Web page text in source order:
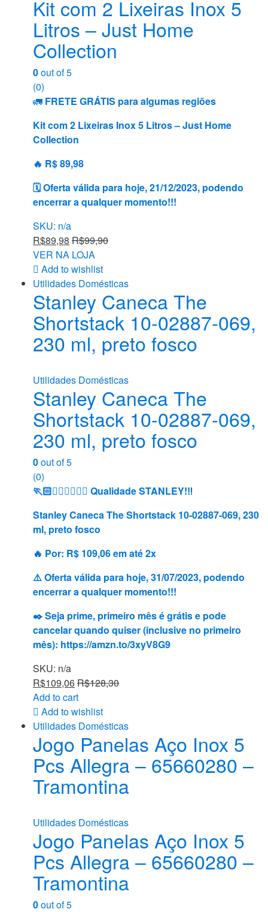
Kit com 2 Lixeiras Inox 5
Litros – Just Home
Collection
0out of 5
(0)
🚛 FRETE GRÁTIS para algumas regiões
Kit com 2 Lixeiras Inox 5 Litros – Just Home
Collection
🔥 R$ 89,98
🗓 Oferta válida para hoje, 21/12/2023, podendo
encerrar a qualquer momento!!!
SKU: n/a
R$89,98 R$99,90
VER NA LOJA
Add to wishlist
Utilidades Domésticas
Stanley Caneca The
Shortstack 10-02887-069,
230 ml, preto fosco
Utilidades Domésticas
Stanley Caneca The
Shortstack 10-02887-069,
230 ml, preto fosco
0out of 5
(0)
🏃🏻🏃🏻‍♂️🏃🏻‍♀️ Qualidade STANLEY!‼️
Stanley Caneca The Shortstack 10-02887-069, 230
ml, preto fosco
🔥 Por: R$ 109,06 em até 2x
⚠️ Oferta válida para hoje, 31/07/2023, podendo
encerrar a qualquer momento!!!
✒️ Seja prime, primeiro mês é grátis e pode
cancelar quando quiser (inclusive no primeiro
mês): https://amzn.to/3xyV8G9
SKU: n/a
R$109,06R$128,30
Add to cart
Add to wishlist
Utilidades Domésticas
Jogo Panelas Aço Inox 5
Pcs Allegra – 65660280 –
Tramontina
Utilidades Domésticas
Jogo Panelas Aço Inox 5
Pcs Allegra – 65660280 –
Tramontina
0out of 5